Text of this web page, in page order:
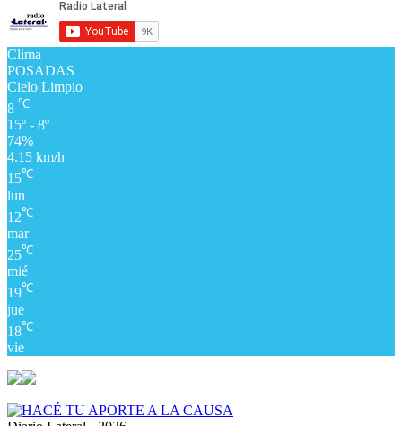
Clima
POSADAS
Cielo Limpio
8 ℃
15º - 8º
74%
4.15 km/h
15℃
lun
12℃
mar
25℃
mié
19℃
jue
18℃
vie